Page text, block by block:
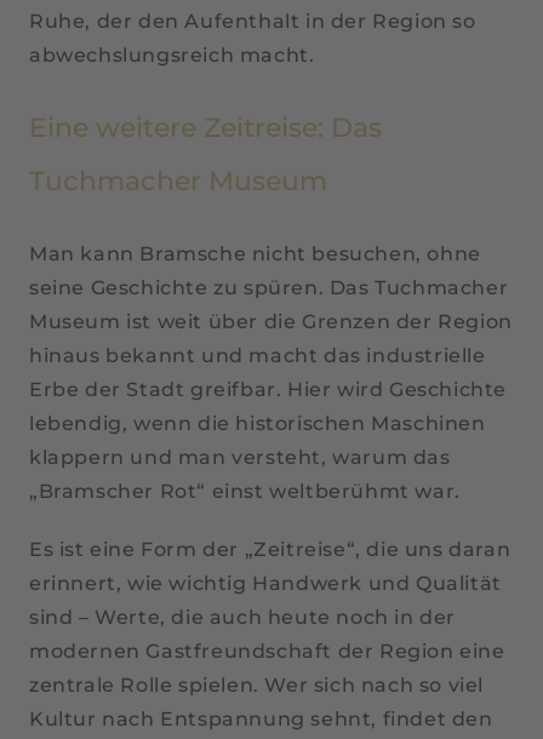
Ruhe, der den Aufenthalt in der Region so
abwechslungsreich macht.
Eine weitere Zeitreise: Das
Tuchmacher Museum
Man kann Bramsche nicht besuchen, ohne
seine Geschichte zu spüren. Das Tuchmacher
Museum ist weit über die Grenzen der Region
hinaus bekannt und macht das industrielle
Erbe der Stadt greifbar. Hier wird Geschichte
lebendig, wenn die historischen Maschinen
klappern und man versteht, warum das
„Bramscher Rot“ einst weltberühmt war.
Es ist eine Form der „Zeitreise“, die uns daran
erinnert, wie wichtig Handwerk und Qualität
sind – Werte, die auch heute noch in der
modernen Gastfreundschaft der Region eine
zentrale Rolle spielen. Wer sich nach so viel
Kultur nach Entspannung sehnt, findet den